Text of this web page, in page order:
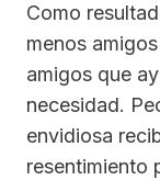
Como
menos
amigos que
necesidad.
envidiosa
resentimiento